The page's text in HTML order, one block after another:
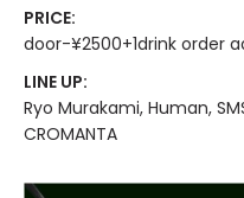
PRICE:
door-¥2500+1drink order
LINE UP:
Ryo Murakami, Human,
CROMANTA